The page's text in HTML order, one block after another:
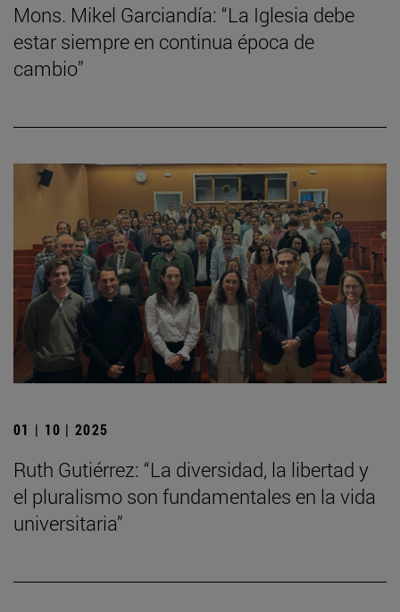
Mons. Mikel Garciandía: “La Iglesia debe
estar siempre en continua época de
cambio”
01 | 10 | 2025
Ruth Gutiérrez: “La diversidad, la libertad y
el pluralismo son fundamentales en la vida
universitaria”